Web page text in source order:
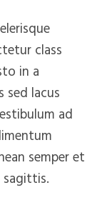
class
in a
sed lacus
ad
semper et
sagittis.